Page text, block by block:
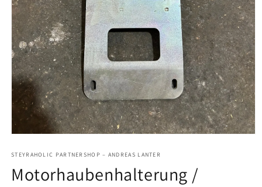
in
öffnen
STEYRAHOLIC PARTNERSHOP – ANDREAS LANTER
Motorhaubenhalterung /